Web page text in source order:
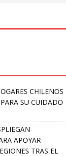
CHILENOS
SU CUIDADO
APOYAR
TRAS EL